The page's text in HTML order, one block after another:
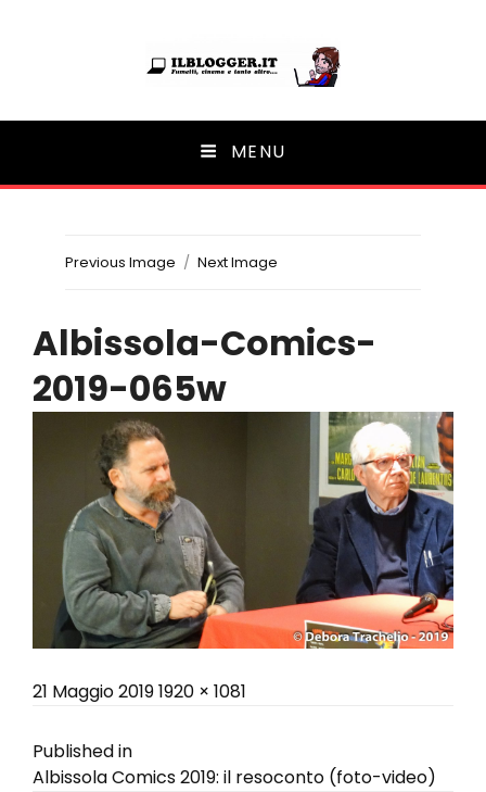
Ilblogger.it
Il portalino di blog | MENU
Previous Image Next Image
Albissola-Comics-
2019-065w
Posted
21 Maggio 2019Full
1920 × 1081
Navigazione
Published in
Albissola Comics 2019: il resoconto (foto-video)